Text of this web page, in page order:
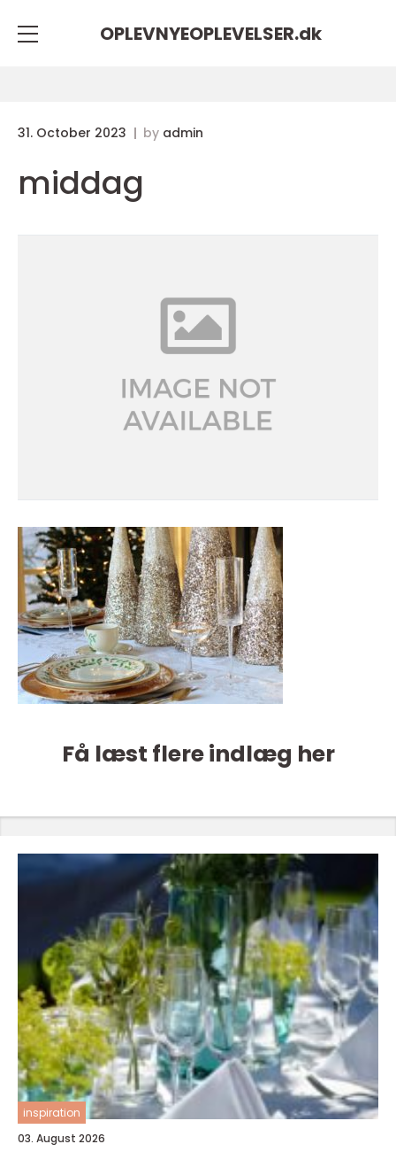
OPLEVNYEOPLEVELSER.dk
31. October 2023 by admin
middag
Få læst flere indlæg her
inspiration
03. August 2026